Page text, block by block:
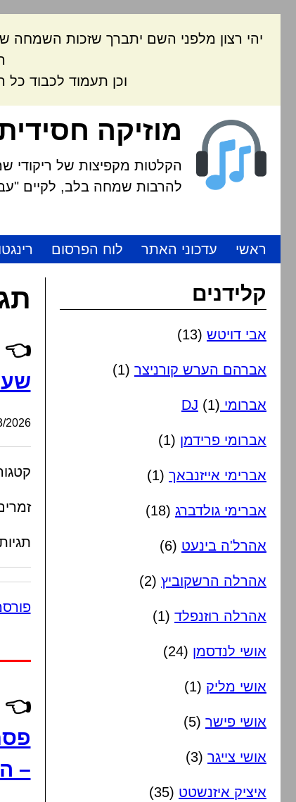
יהי רצון מלפני השם יתברך שזכות השמחה
וכן תעמוד לכבוד
מוזיקה
הקלטות מקפיצות של ריקודי
להרבות שמחה בלב, לקיים
ראשי עדכוני האתר לוח הפרסום
👈
10:41:33
👈
–
קלידנים
אבי דויטש (13)
אברהם הערש קורניצר (1)
אברומי DJ (1)
אברומי פרידמן (1)
אברימי אייזנבאך (1)
אברימי גולדברג (18)
אהרל'ה בינעט (6)
אהרלה הרשקוביץ (2)
אהרלה רוזנפלד (1)
אושי לנדסמן (24)
אושי מליק (1)
אושי פישר (5)
אושי צייגר (3)
איציק איזנשטט (35)